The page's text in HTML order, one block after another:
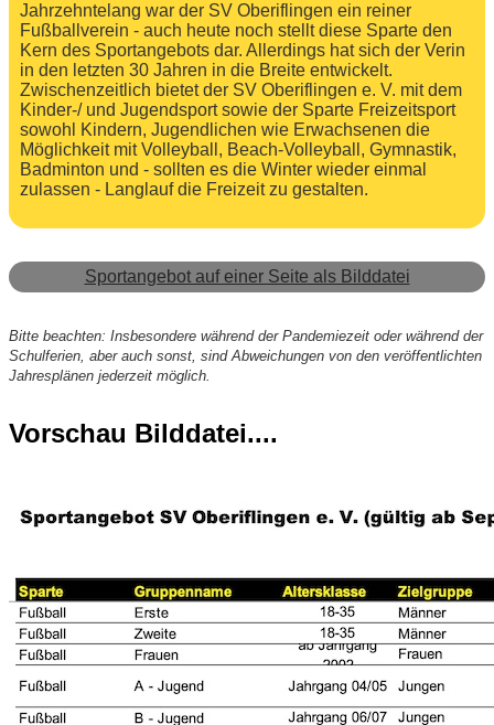
Jahrzehntelang war der SV Oberiflingen ein reiner
Fußballverein - auch heute noch stellt diese Sparte den
Kern des Sportangebots dar. Allerdings hat sich der Verin
in den letzten 30 Jahren in die Breite entwickelt.
Zwischenzeitlich bietet der SV Oberiflingen e. V. mit dem
Kinder-/ und Jugendsport sowie der Sparte Freizeitsport
sowohl Kindern, Jugendlichen wie Erwachsenen die
Möglichkeit mit Volleyball, Beach-Volleyball, Gymnastik,
Badminton und - sollten es die Winter wieder einmal
zulassen - Langlauf die Freizeit zu gestalten.
Sportangebot auf einer Seite als Bilddatei
Bitte beachten: Insbesondere während der Pandemiezeit oder während der
Schulferien, aber auch sonst, sind Abweichungen von den veröffentlichten
Jahresplänen jederzeit möglich.
Vorschau Bilddatei....